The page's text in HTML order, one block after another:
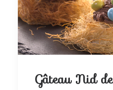
Gâteau Nid